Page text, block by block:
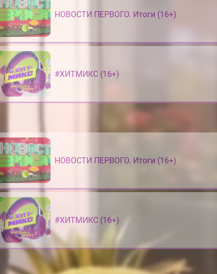
НОВОСТИ ПЕРВОГО. Итоги (16+)
#ХИТМИКС (16+)
НОВОСТИ ПЕРВОГО. Итоги (16+)
#ХИТМИКС (16+)